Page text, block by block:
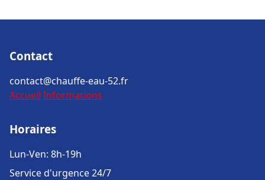
Contact
contact@chauffe-eau-52.fr
Accueil Informations
Horaires
Lun-Ven: 8h-19h
Service d'urgence 24/7